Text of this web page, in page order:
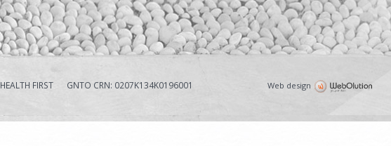
HEALTH FIRST GNTO CRN: 0207Κ134Κ0196001 Web design